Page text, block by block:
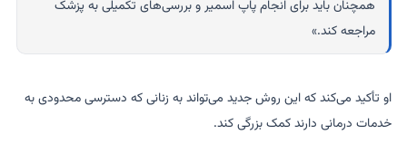
همچنان باید برای انجام پاپ اسمیر و بررسی‌های تکمیلی به پزشک
مراجعه کند.»
او تأکید می‌کند که این روش جدید می‌تواند به زنانی که دسترسی محدودی به
خدمات درمانی دارند کمک بزرگی کند.